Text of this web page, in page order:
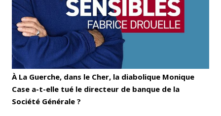
À La Guerche, dans le Cher, la diabolique Monique
Case a-t-elle tué le directeur de banque de la
Société Générale ?